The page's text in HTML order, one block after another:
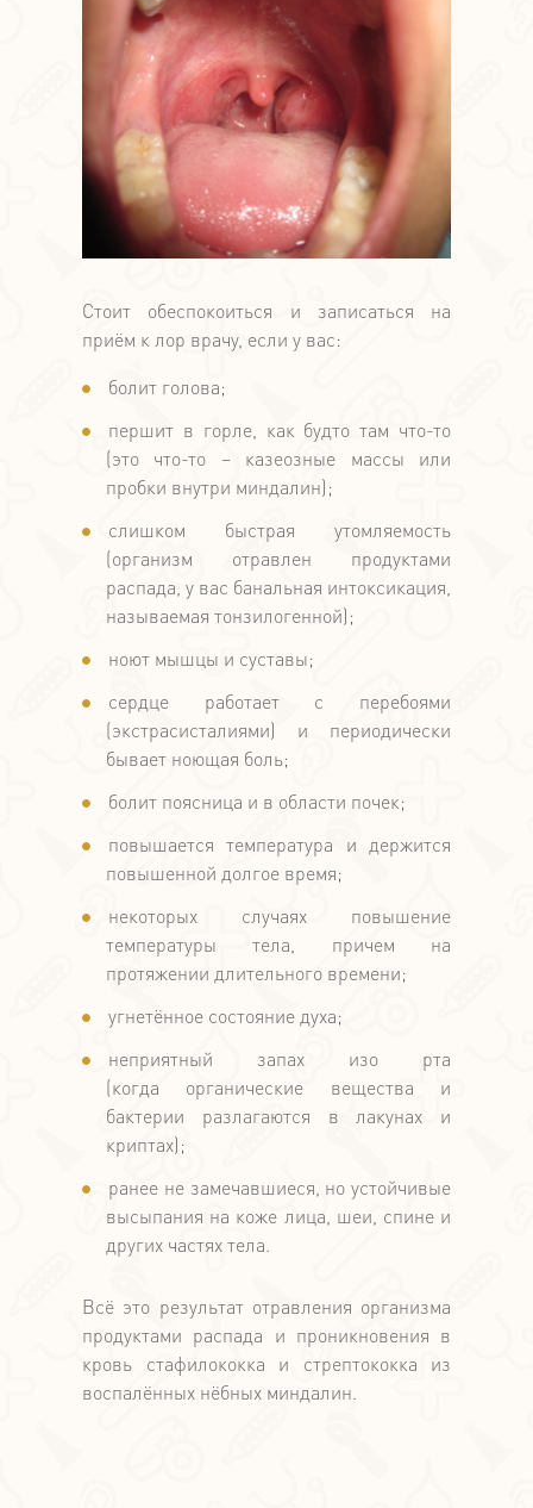
Стоит обеспокоиться и записаться на
приём к лор врачу, если у вас:
болит голова;
першит в горле, как будто там что-то
(это что-то – казеозные массы или
пробки внутри миндалин);
слишком быстрая утомляемость
(организм отравлен продуктами
распада, у вас банальная интоксикация,
называемая тонзилогенной);
ноют мышцы и суставы;
сердце работает с перебоями
(экстрасисталиями) и периодически
бывает ноющая боль;
болит поясница и в области почек;
повышается температура и держится
повышенной долгое время;
некоторых случаях повышение
температуры тела, причем на
протяжении длительного времени;
угнетённое состояние духа;
неприятный запах изо рта
(когда органические вещества и
бактерии разлагаются в лакунах и
криптах);
ранее не замечавшиеся, но устойчивые
высыпания на коже лица, шеи, спине и
других частях тела.
Всё это результат отравления организма
продуктами распада и проникновения в
кровь стафилококка и стрептококка из
воспалённых нёбных миндалин.